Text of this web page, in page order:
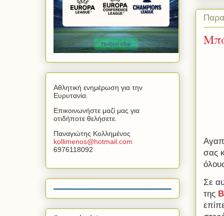
σας
Σε
της
Αθλητική ενημέρωση για την
Ευρυτανία.
Επικοινωνήστε μαζί μας για
οτιδήποτε θελήσετε.
Παναγιώτης Κολλημένος
kollimenos@hotmail com
6976118092